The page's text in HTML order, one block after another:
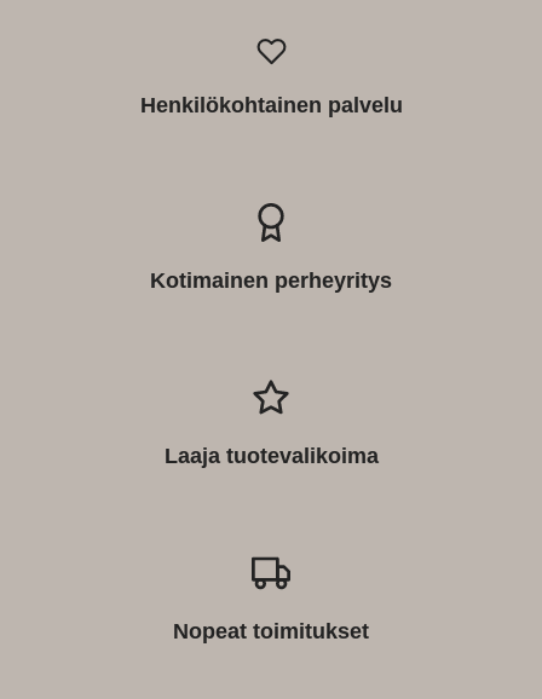
Henkilökohtainen palvelu
Kotimainen perheyritys
Laaja tuotevalikoima
Nopeat toimitukset